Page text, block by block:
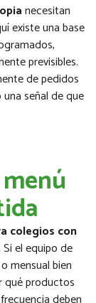
necesitan
existe una base
previsibles.
de pedidos
señal de que
colegios con
el equipo de
mensual bien
qué productos